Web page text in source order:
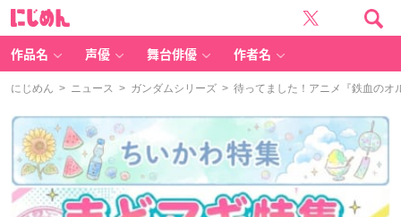
作品名 声優 舞台俳優 作者名
にじめん > ニュース > ガンダムシリーズ > 待ってました！アニメ『鉄血のオ